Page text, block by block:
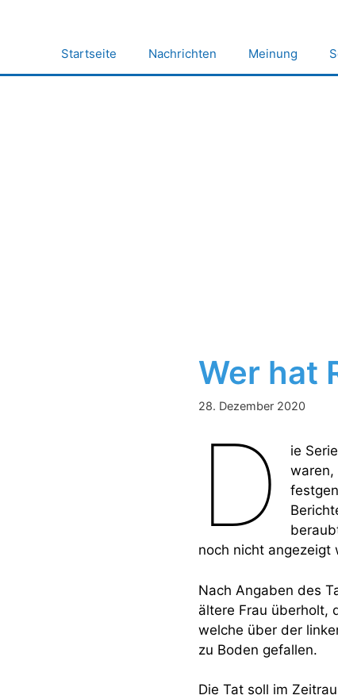
Startseite Nachrichten Meinung
Wer hat
28. Dezember 2020
D
ie
waren,
noch nicht angezeigt
Nach Angaben des
ältere Frau überholt,
welche über der
zu Boden gefallen.
Die Tat soll im